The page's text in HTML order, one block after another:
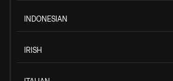
INDONESIAN
IRISH